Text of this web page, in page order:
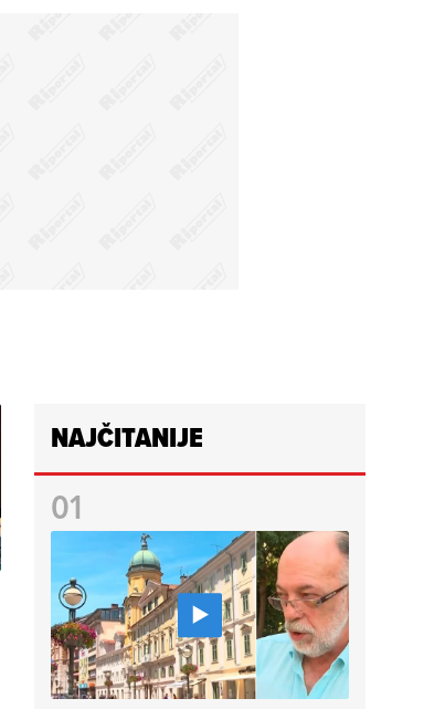
NAJČITANIJE